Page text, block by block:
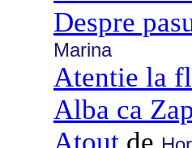
Despre
Marina
Atentie la
Alba ca